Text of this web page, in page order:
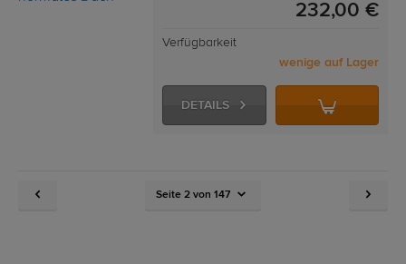
232,00 €
Verfügbarkeit
wenige auf Lager
DETAILS
Seite 2 von 147